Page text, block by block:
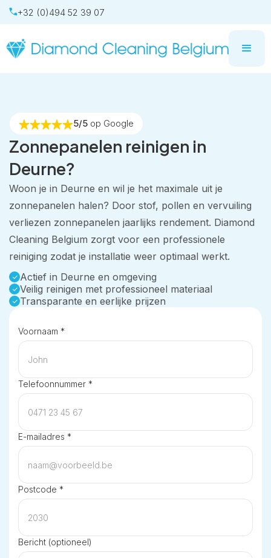
+32 (0)494 52 39 07
5/5 op Google
Zonnepanelen reinigen in
Deurne?
Woon je in Deurne en wil je het maximale uit je
zonnepanelen halen? Door stof, pollen en vervuiling
verliezen zonnepanelen jaarlijks rendement. Diamond
Cleaning Belgium zorgt voor een professionele
reiniging zodat je installatie weer optimaal werkt.
Actief in Deurne en omgeving
Veilig reinigen met professioneel materiaal
Transparante en eerlijke prijzen
Voornaam *
Telefoonnummer *
E-mailadres *
Postcode *
Bericht (optioneel)